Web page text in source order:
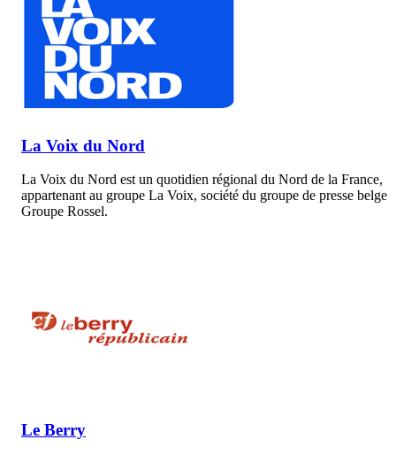
La Voix du Nord
La Voix du Nord est un quotidien régional du Nord de la France,
appartenant au groupe La Voix, société du groupe de presse belge
Groupe Rossel.
Le Berry